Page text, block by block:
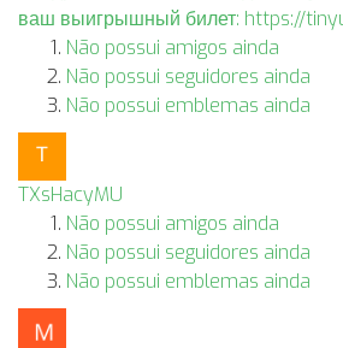
ваш выигрышный билет: https://
Não possui amigos ainda
Não possui seguidores ainda
Não possui emblemas ainda
TXsHacyMU
Não possui amigos ainda
Não possui seguidores ainda
Não possui emblemas ainda